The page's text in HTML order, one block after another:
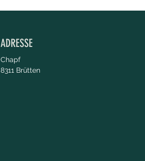
ADRESSE
Chapf
8311 Brütten